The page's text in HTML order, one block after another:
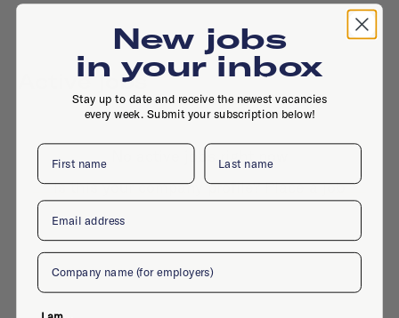
Active jobs
No active jobs right now
Is this your company profile?Place a job
New jobs
in your inbox
Stay up to date and receive the newest vacancies
every week. Submit your subscription below!
First name Last name
Email
Company